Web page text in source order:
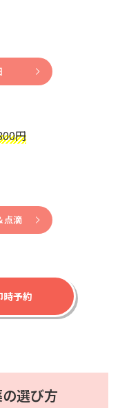
円
点滴
時予約
選び方